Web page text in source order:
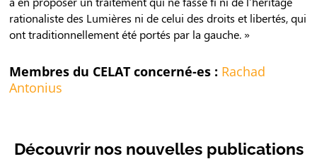
rationaliste des Lumières ni de celui des droits et libertés, qui
ont traditionnellement été portés par la gauche. »
Membres du CELAT concerné-es : Rachad
Antonius
Découvrir nos nouvelles publications